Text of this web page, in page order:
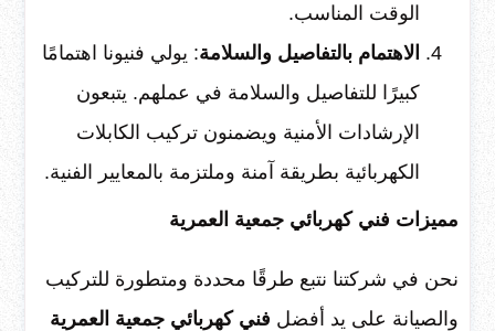
الوقت المناسب.
الاهتمام بالتفاصيل والسلامة: يولي فنيونا اهتمامًا
كبيرًا للتفاصيل والسلامة في عملهم. يتبعون
الإرشادات الأمنية ويضمنون تركيب الكابلات
الكهربائية بطريقة آمنة وملتزمة بالمعايير الفنية.
مميزات فني كهربائي جمعية العمرية
نحن في شركتنا نتبع طرقًا محددة ومتطورة للتركيب
والصيانة على يد أفضل فني كهربائي جمعية العمرية